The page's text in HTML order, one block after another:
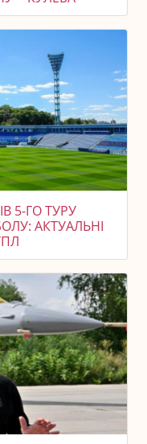
5-ГО ТУРУ
АКТУАЛЬНІ